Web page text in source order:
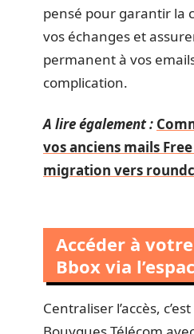
pensé pour garantir la
vos échanges et
permanent à vos
complication.
A lire également :
vos anciens mails
migration vers
Accéder à
Bbox via
Centraliser l’accès,